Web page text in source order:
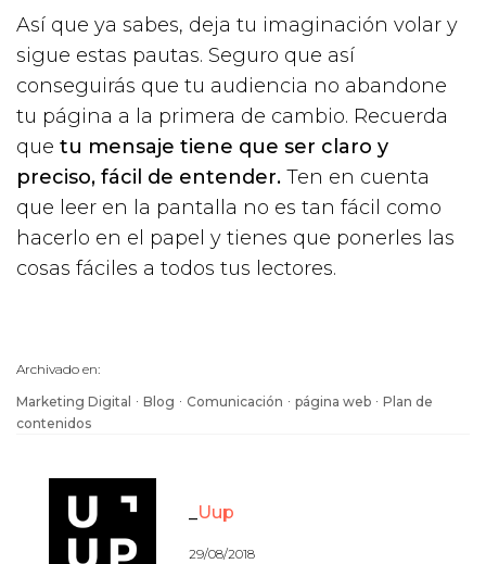
Así que ya sabes, deja tu imaginación volar y
sigue estas pautas. Seguro que así
conseguirás que tu audiencia no abandone
tu página a la primera de cambio. Recuerda
que tu mensaje tiene que ser claro y
preciso, fácil de entender. Ten en cuenta
que leer en la pantalla no es tan fácil como
hacerlo en el papel y tienes que ponerles las
cosas fáciles a todos tus lectores.
Archivado en:
Marketing Digital · Blog · Comunicación · página web · Plan de
contenidos
Uup
29/08/2018